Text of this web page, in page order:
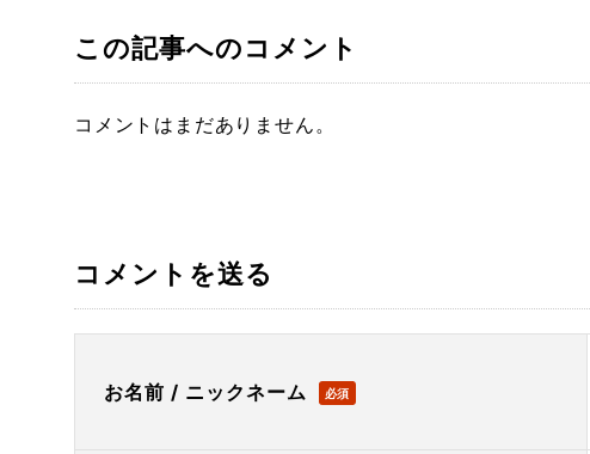
この記事へのコメント
コメントはまだありません。
コメントを送る
お名前 / ニックネーム 必須